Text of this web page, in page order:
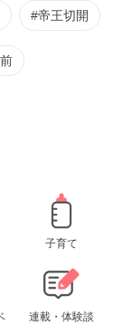
#帝王切開
子育て
連載・体験談